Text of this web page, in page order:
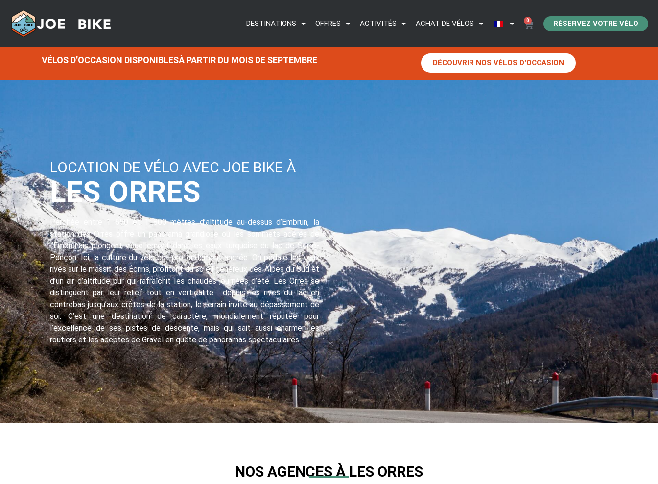
DESTINATIONS OFFRES ACTIVITÉS ACHAT DE VÉLOS 0 RÉSERVEZ VOTRE VÉLO
VÉLOS D’OCCASION DISPONIBLESÀ PARTIR DU MOIS DE SEPTEMBRE DÉCOUVRIR NOS VÉLOS D'OCCASION
LOCATION DE VÉLO AVEC JOE BIKE À
LES ORRES
Perchée entre 1 650 et 1 800 mètres d’altitude au-dessus d’Embrun, la
station des Orres offre un panorama grandiose où les sommets acérés de
l’Embrunais plongent visuellement dans les eaux turquoise du lac de Serre-
Ponçon. Ici, la culture du vélo est profondément ancrée. On pédale les yeux
rivés sur le massif des Écrins, profitant du soleil généreux des Alpes du Sud et
d’un air d’altitude pur qui rafraîchit les chaudes journées d’été. Les Orres se
distinguent par leur relief tout en verticalité : depuis les rives du lac en
contrebas jusqu’aux crêtes de la station, le terrain invite au dépassement de
soi. C’est une destination de caractère, mondialement réputée pour
l’excellence de ses pistes de descente, mais qui sait aussi charmer les
routiers et les adeptes de Gravel en quête de panoramas spectaculaires.
NOS AGENCES À LES ORRES